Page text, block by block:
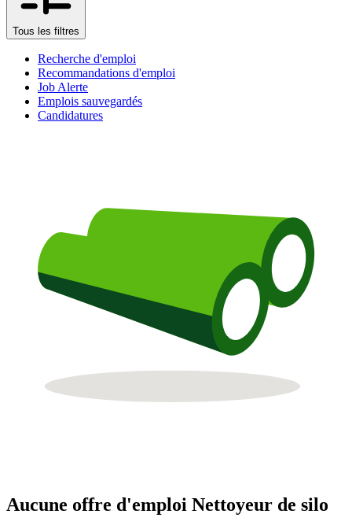
Tous les filtres
Recherche d'emploi
Recommandations d'emploi
Job Alerte
Emplois sauvegardés
Candidatures
Aucune offre d'emploi Nettoyeur de silo